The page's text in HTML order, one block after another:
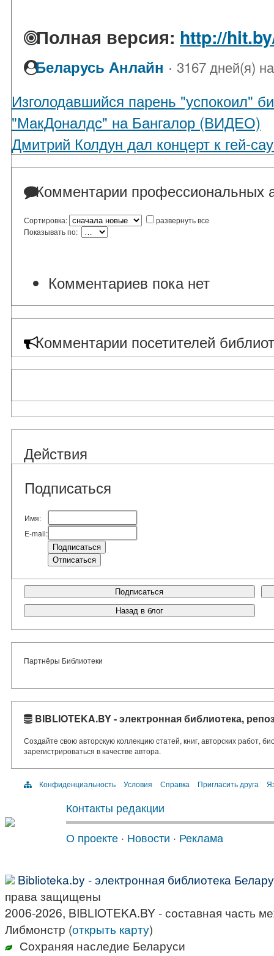
Полная версия: http://
Беларусь Анлайн · 3167 дней(я)
Изголодавшийся парень "успокоил"
"МакДоналдс" на Бангалор (ВИДЕО)
Дмитрий Колдун дал концерт к гей-
Комментарии профессиональных
Сортировка:
развернуть все
Показывать по:
Комментариев пока нет
Комментарии посетителей
Действия
Подписаться
Имя:
E-mail:
Подписаться
Назад в блог
Партнёры Библиотеки
BIBLIOTEKA.BY - электронная библиотека,
Создайте свою авторскую коллекцию статей, книг, авторских работ,
зарегистрироваться в качестве автора.
Конфиденциальность Условия Справка Пригласить друга
Контакты редакции
О проекте · Новости · Реклама
Biblioteka.by - электронная библиотека
права защищены
2006-2026, BIBLIOTEKA.BY - составная часть
Либмонстр (открыть карту)
Сохраняя наследие Беларуси